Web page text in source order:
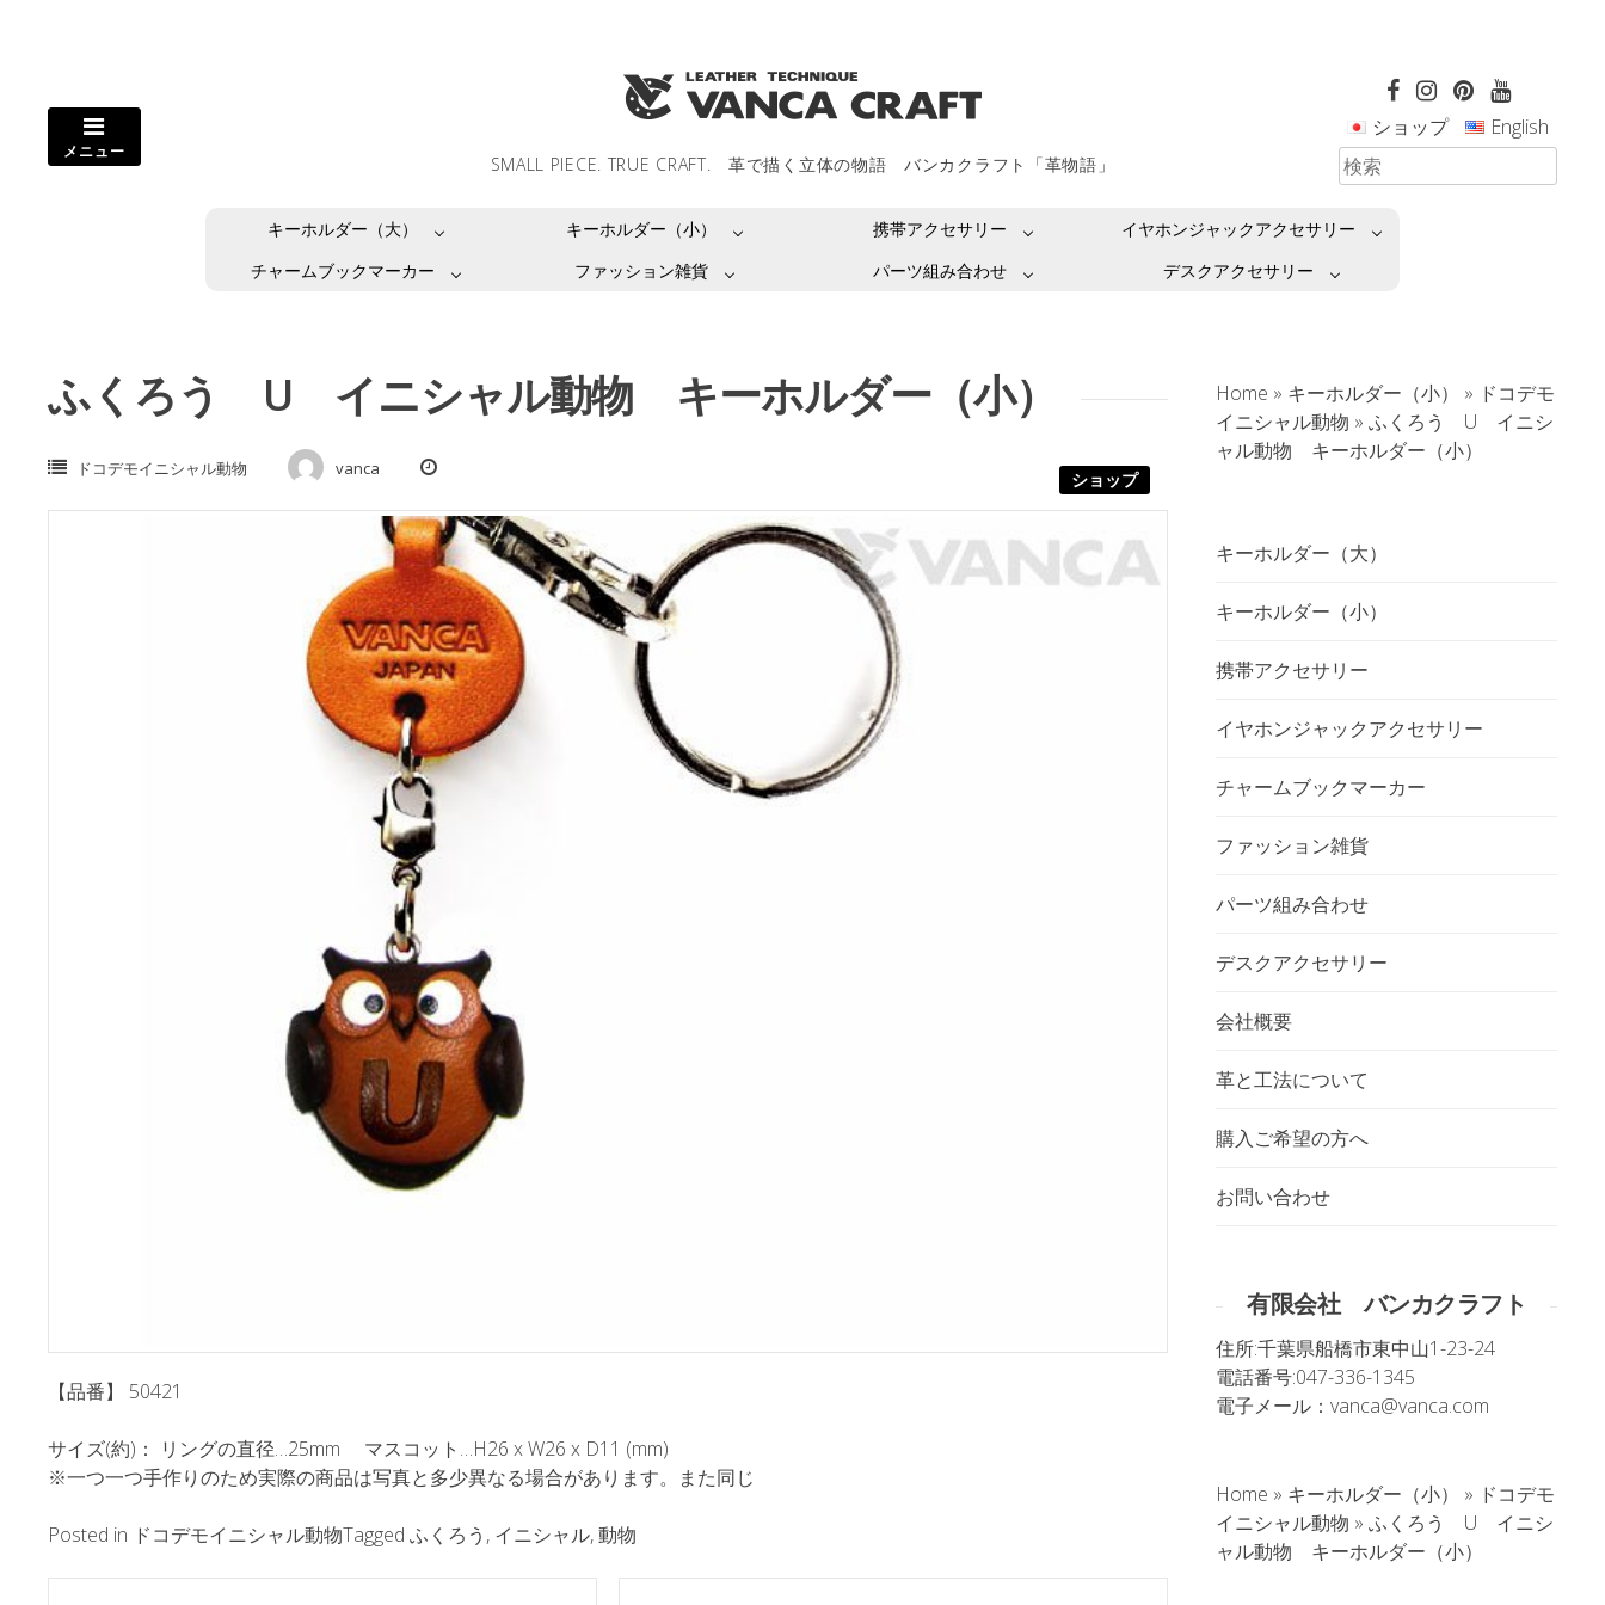
SMALL PIECE. TRUE CRAFT. 革で描く立体の物語 バンカクラフト「革物語」
メニュー
ショップ English
キーホルダー（大） キーホルダー（小） 携帯アクセサリー
イヤホンジャックアクセサリー
チャームブックマーカー
ファッション雑貨 パーツ組み合わせ デスクアクセサリー
ふくろう U イニシャル動物 キーホルダー（小）
ショップ
ドコデモイニシャル動物 vanca
【品番】 50421
サイズ(約)： リングの直径…25mm マスコット…H26 x W26 x D11 (mm)
※一つ一つ手作りのため実際の商品は写真と多少異なる場合があります。また同じ
Posted in ドコデモイニシャル動物Tagged ふくろう , イニシャル,動物
Home » キーホルダー（小） » ドコデモ
イニシャル動物 » ふくろう U イニシ
ャル動物 キーホルダー（小）
キーホルダー（大）
キーホルダー（小）
携帯アクセサリー
イヤホンジャックアクセサリー
チャームブックマーカー
ファッション雑貨
パーツ組み合わせ
デスクアクセサリー
会社概要
革と工法について
購入ご希望の方へ
お問い合わせ
有限会社 バンカクラフト
住所:千葉県船橋市東中山1-23-24
電話番号:047-336-1345
電子メール： vanca@vanca.com
Home » キーホルダー（小） » ドコデモ
イニシャル動物 » ふくろう U イニシ
ャル動物 キーホルダー（小）